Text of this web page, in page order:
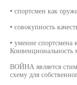
• спортсмен как
• совокупность
• умение спортсмена
ВОЙНА является
схему для